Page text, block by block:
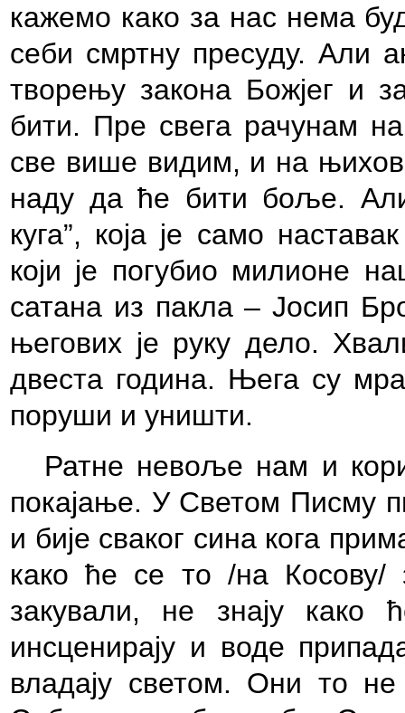
кажемо како за нас нема
себи смртну пресуду. Али
творењу закона Божјег и
бити. Пре свега рачунам
све више видим, и на
наду да ће бити боље.
куга”, која је само
који је погубио милионе
сатана из пакла – Јосип
његових је руку дело.
двеста година. Њега су
поруши и уништи.
Ратне невоље нам и
покајање. У Светом Писму
и бије сваког сина кога
како ће се то /на Косову/
закували, не знају како
инсценирају и воде
владају светом. Они то